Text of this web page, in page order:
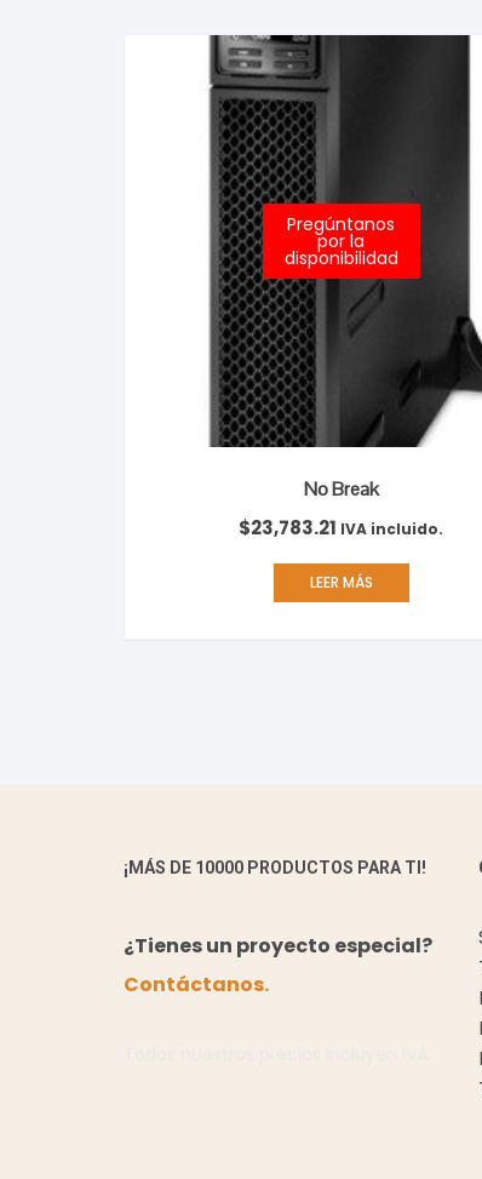
Pregúntanos
por la
disponibilidad
No Break
$23,783.21 IVA incluido.
LEER MÁS
¡MÁS DE 10000 PRODUCTOS PARA TI!
¿Tienes un proyecto especial?
Contáctanos.